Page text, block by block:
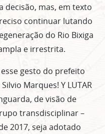
decisão, mas, em texto
continuar lutando
do Rio Bixiga
e irrestrita.
esse gesto do prefeito
Marques! Y LUTAR
de visão de
transdisciplinar –
2017, seja adotado